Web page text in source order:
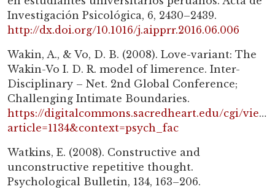
Investigación Psicológica, 6, 2430–2439.
http://dx.doi.org/10.1016/j.aipprr.2016.06.006
Wakin, A., & Vo, D. B. (2008). Love-variant: The
Wakin-Vo I. D. R. model of limerence. Inter-
Disciplinary – Net. 2nd Global Conference;
Challenging Intimate Boundaries.
https://digitalcommons.sacredheart.edu/cgi/
article=1134&context=psych_fac
Watkins, E. (2008). Constructive and
unconstructive repetitive thought.
Psychological Bulletin, 134, 163–206.